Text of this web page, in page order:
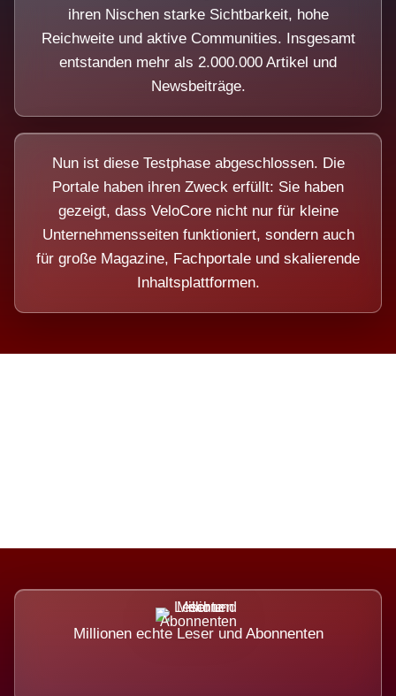
ihren Nischen starke Sichtbarkeit, hohe
Reichweite und aktive Communities. Insgesamt
entstanden mehr als 2.000.000 Artikel und
Newsbeiträge.
Nun ist diese Testphase abgeschlossen. Die
Portale haben ihren Zweck erfüllt: Sie haben
gezeigt, dass VeloCore nicht nur für kleine
Unternehmensseiten funktioniert, sondern auch
für große Magazine, Fachportale und skalierende
Inhaltsplattformen.
Millionen echte Leser und Abonnenten